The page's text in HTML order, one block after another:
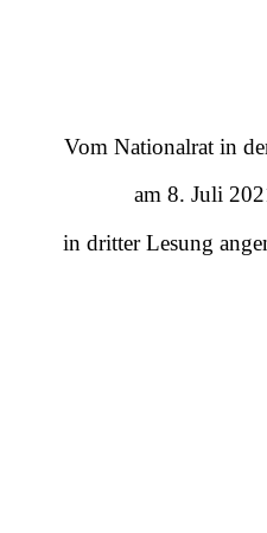
Vom Nationalrat in
am 8. Juli
in dritter Lesung